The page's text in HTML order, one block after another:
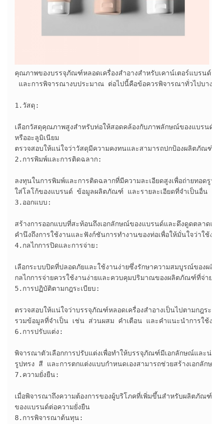
คุณภาพของบรรจุภัณฑ์หลอดเครื่องสำอางสำหรับเคาน์เตอร์แบรน
และการพิจารณางบประมาณ ต่อไปนี้คือข้อควรพิจารณาทั่วไปบางป
1.วัสดุ:
เลือกวัสดุคุณภาพสูงสำหรับท่อให้สอดคล้องกับภาพลักษณ์ของแบร
หรืออะลูมิเนียม
ตรวจสอบให้แน่ใจว่าวัสดุมีความคงทนและสามารถปกป้องผลิตภัณ
2.การพิมพ์และการติดฉลาก:
ลงทุนในการพิมพ์และการติดฉลากที่มีความละเอียดสูงเพื่อถ่ายทอดรู
ใส่โลโก้ของแบรนด์ ข้อมูลผลิตภัณฑ์ และรายละเอียดที่จำเป็นอื่น ๆ
3.ออกแบบ:
สร้างการออกแบบที่สะท้อนถึงเอกลักษณ์ของแบรนด์และดึงดูดตลาดเป้
คำนึงถึงการใช้งานและฟังก์ชันการทำงานของท่อเพื่อให้มั่นใจว่าใช้ง
4.กลไกการปิดและการจ่าย:
เลือกระบบปิดที่ปลอดภัยและใช้งานง่ายซึ่งรักษาความสมบูรณ์ของผ
กลไกการจ่ายควรใช้งานง่ายและควบคุมปริมาณของผลิตภัณฑ์ที่จ่าย
5.การปฏิบัติตามกฎระเบียบ:
ตรวจสอบให้แน่ใจว่าบรรจุภัณฑ์หลอดเครื่องสำอางเป็นไปตามกฎร
รวมข้อมูลที่จำเป็น เช่น ส่วนผสม คำเตือน และคำแนะนำการใช้งา
6.การปรับแต่ง:
พิจารณาตัวเลือกการปรับแต่งเพื่อทำให้บรรจุภัณฑ์มีเอกลักษณ์และน่า
รูปทรง สี และการตกแต่งแบบกำหนดเองสามารถช่วยสร้างเอกลักษ
7.ความยั่งยืน:
เมื่อพิจารณาถึงความต้องการของผู้บริโภคที่เพิ่มขึ้นสำหรับผลิตภัณฑ์
ของแบรนด์ต่อความยั่งยืน
8.การพิจารณาต้นทุน: